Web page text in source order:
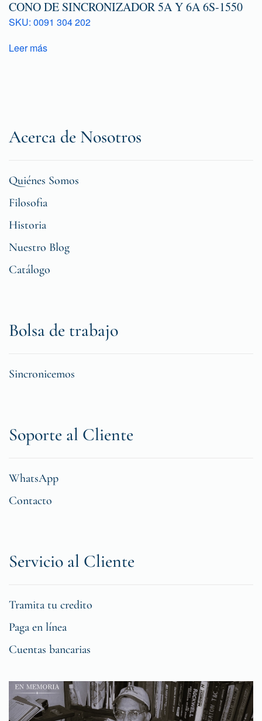
CONO DE SINCRONIZADOR 5A Y 6A 6S-1550
SKU: 0091 304 202
Leer más
Acerca de Nosotros
Quiénes Somos
Filosofia
Historia
Nuestro Blog
Catálogo
Bolsa de trabajo
Sincronicemos
Soporte al Cliente
WhatsApp
Contacto
Servicio al Cliente
Tramita tu credito
Paga en línea
Cuentas bancarias